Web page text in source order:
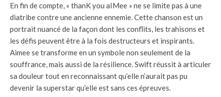
En fin de compte, « thanK you aIMee » ne se limite pas à une
diatribe contre une ancienne ennemie. Cette chanson est un
portrait nuancé de la façon dont les conflits, les trahisons et
les défis peuvent être à la fois destructeurs et inspirants.
Aimee se transforme en un symbole non seulement de la
souffrance, mais aussi de la résilience. Swift réussit à articuler
sa douleur tout en reconnaissant qu’elle n’aurait pas pu
devenir la superstar qu’elle est sans ces épreuves.